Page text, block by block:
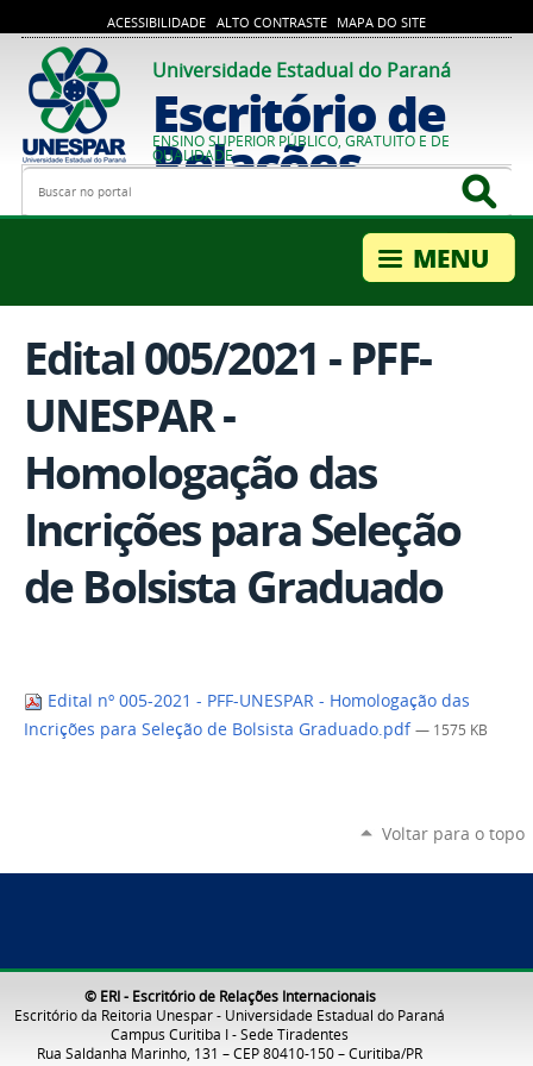
ACESSIBILIDADE ALTO CONTRASTE MAPA DO SITE
Universidade Estadual do Paraná
Escritório de
Relações
Internacionais
ENSINO SUPERIOR PÚBLICO, GRATUITO E DE
QUALIDADE
Busca
Edital 005/2021 - PFF-
UNESPAR -
Homologação das
Incrições para Seleção
de Bolsista Graduado
Edital nº 005-2021 - PFF-UNESPAR - Homologação das
Incrições para Seleção de Bolsista Graduado.pdf — 1575 KB
Voltar para o topo
© ERI - Escritório de Relações Internacionais
Escritório da Reitoria Unespar - Universidade Estadual do Paraná
Campus Curitiba I - Sede Tiradentes
Rua Saldanha Marinho, 131 – CEP 80410-150 – Curitiba/PR